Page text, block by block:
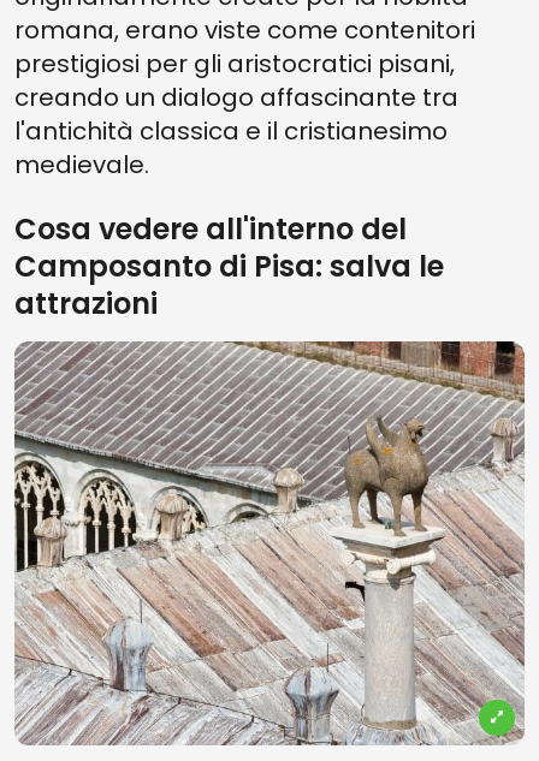
romana, erano viste come contenitori
prestigiosi per gli aristocratici pisani,
creando un dialogo affascinante tra
l'antichità classica e il cristianesimo
medievale.
Cosa vedere all'interno del
Camposanto di Pisa: salva le
attrazioni